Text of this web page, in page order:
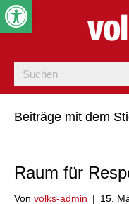
Beiträge mit dem
Raum für
Von volks-admin | 15.